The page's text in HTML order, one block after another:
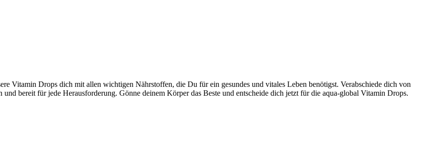
Vitamin Drops dich mit allen wichtigen Nährstoffen, die Du für ein gesundes und vitales Leben benötigst. Verabschiede dich von
bereit für jede Herausforderung. Gönne deinem Körper das Beste und entscheide dich jetzt für die aqua-global Vitamin Drops.